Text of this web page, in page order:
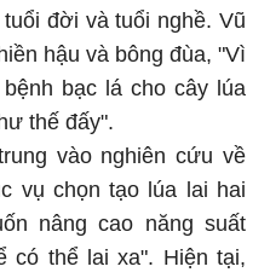
đời và tuổi nghề. Vũ
hậu và bông đùa, "Vì
bạc lá cho cây lúa
thế đấy".
vào nghiên cứu về
vụ chọn tạo lúa lai hai
nâng cao năng suất
có thể lai xa". Hiện tại,